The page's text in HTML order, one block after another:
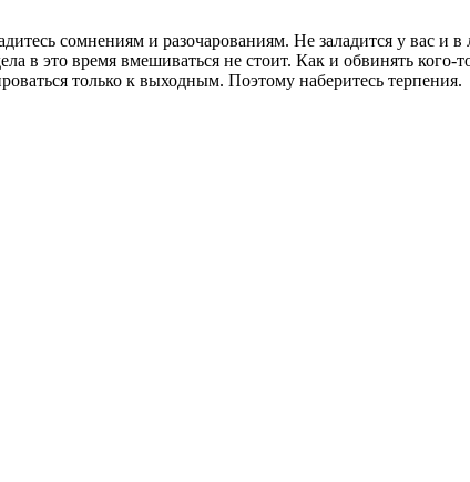
сомнениям и разочарованиям. Не заладится у вас и
в это время вмешиваться не стоит. Как и обвинять кого-
только к выходным. Поэтому наберитесь терпения.